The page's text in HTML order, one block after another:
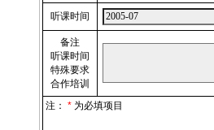
听课时间
备注
听课时间
特殊要求
合作培训
注： * 为必填项目